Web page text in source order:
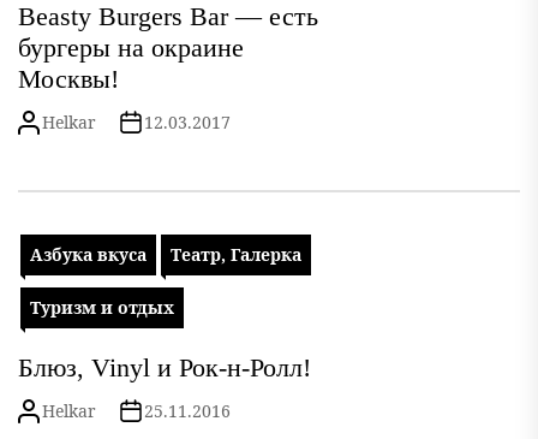
Beasty Burgers Bar — есть
бургеры на окраине
Москвы!
Helkar 12.03.2017
Азбука вкуса Театр, Галерка
Туризм и отдых
Блюз, Vinyl и Рок-н-Ролл!
Helkar 25.11.2016